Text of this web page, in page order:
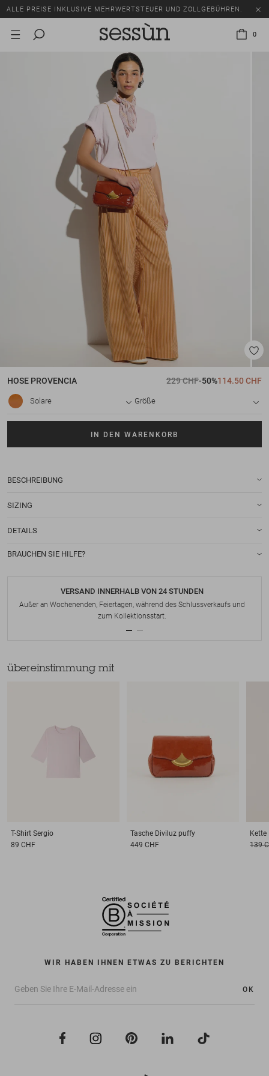
ALLE PREISE INKLUSIVE MEHRWERTSTEUER UND ZOLLGEBÜHREN.
SALE: BIS ZU -50% AUF EINE AUSWAHL AN ARTIKELN.
0
HOSE PROVENCIA 229 CHF-50%114.50 CHF
Solare Größe
IN DEN WARENKORB
BESCHREIBUNG
SIZING
DETAILS
BRAUCHEN SIE HILFE?
VERSAND INNERHALB VON 24 STUNDEN
Außer an Wochenenden, Feiertagen, während des Schlussverkaufs und
zum Kollektionsstart.
übereinstimmung mit
T-Shirt Sergio
89 CHF
Tasche Diviluz puffy
449 CHF
Kette
139
WIR HABEN IHNEN ETWAS ZU BERICHTEN
OK